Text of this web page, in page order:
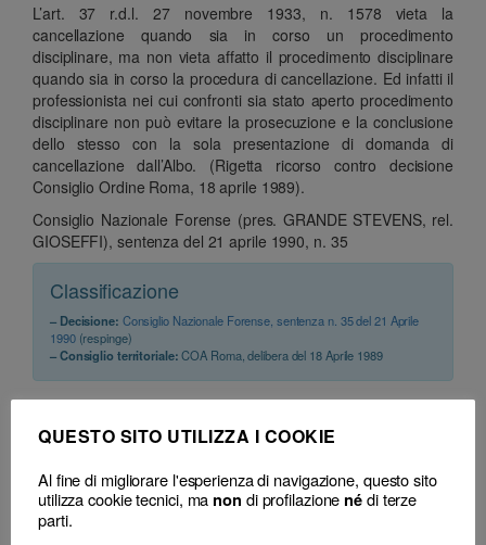
L’art. 37 r.d.l. 27 novembre 1933, n. 1578 vieta la
cancellazione quando sia in corso un procedimento
disciplinare, ma non vieta affatto il procedimento disciplinare
quando sia in corso la procedura di cancellazione. Ed infatti il
professionista nei cui confronti sia stato aperto procedimento
disciplinare non può evitare la prosecuzione e la conclusione
dello stesso con la sola presentazione di domanda di
cancellazione dall’Albo. (Rigetta ricorso contro decisione
Consiglio Ordine Roma, 18 aprile 1989).
Consiglio Nazionale Forense (pres. GRANDE STEVENS, rel.
GIOSEFFI), sentenza del 21 aprile 1990, n. 35
Classificazione
– Decisione: Consiglio Nazionale Forense, sentenza n. 35 del 21 Aprile
1990(respinge)
– Consiglio territoriale:COA Roma, delibera del 18 Aprile 1989
QUESTO SITO UTILIZZA I COOKIE
Al fine di migliorare l'esperienza di navigazione, questo sito
utilizza cookie tecnici, ma non di profilazione nédi terze
parti.